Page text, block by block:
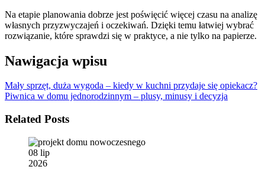
Na etapie planowania dobrze jest poświęcić więcej czasu na analizę
własnych przyzwyczajeń i oczekiwań. Dzięki temu łatwiej wybrać
rozwiązanie, które sprawdzi się w praktyce, a nie tylko na papierze.
Nawigacja wpisu
Mały sprzęt, duża wygoda – kiedy w kuchni przydaje się opiekacz?
Piwnica w domu jednorodzinnym – plusy, minusy i decyzja
Related Posts
08 lip
2026